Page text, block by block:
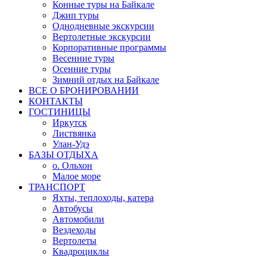
Конные туры на Байкале
Джип туры
Однодневные экскурсии
Вертолетные экскурсии
Корпоративные программы
Весенние туры
Осенние туры
Зимний отдых на Байкале
ВСЕ О БРОНИРОВАНИИ
КОНТАКТЫ
ГОСТИНИЦЫ
Иркутск
Листвянка
Улан-Удэ
БАЗЫ ОТДЫХА
о. Ольхон
Малое море
ТРАНСПОРТ
Яхты, теплоходы, катера
Автобусы
Автомобили
Вездеходы
Вертолеты
Квадроциклы